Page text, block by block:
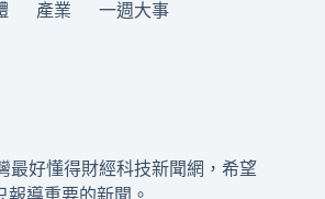
產業 一週大事
最好懂得財經科技新聞網，希望